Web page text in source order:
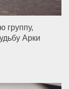
группу,
Арки